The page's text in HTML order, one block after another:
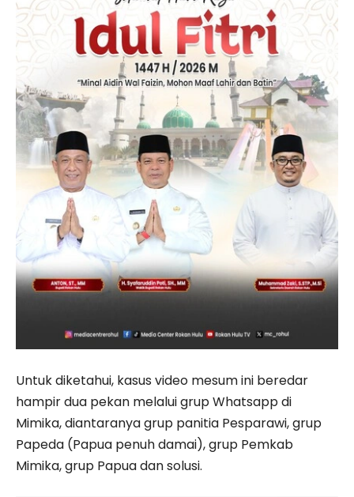
Untuk diketahui, kasus video mesum ini beredar
hampir dua pekan melalui grup Whatsapp di
Mimika, diantaranya grup panitia Pesparawi, grup
Papeda (Papua penuh damai), grup Pemkab
Mimika, grup Papua dan solusi.